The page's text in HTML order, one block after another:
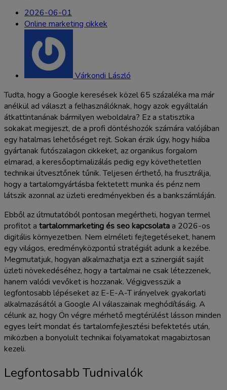
2026-06-01
Online marketing cikkek
Várkondi László
Tudta, hogy a Google keresések közel 65 százaléka ma már
anélkül ad választ a felhasználóknak, hogy azok egyáltalán
átkattintanának bármilyen weboldalra? Ez a statisztika
sokakat megijeszt, de a profi döntéshozók számára valójában
egy hatalmas lehetőséget rejt. Sokan érzik úgy, hogy hiába
gyártanak futószalagon cikkeket, az organikus forgalom
elmarad, a keresőoptimalizálás pedig egy követhetetlen
technikai útvesztőnek tűnik. Teljesen érthető, ha frusztrálja,
hogy a tartalomgyártásba fektetett munka és pénz nem
látszik azonnal az üzleti eredményekben és a bankszámláján.
Ebből az útmutatóból pontosan megértheti, hogyan termel
profitot a tartalommarketing és seo kapcsolataa 2026-os
digitális környezetben. Nem elméleti fejtegetéseket, hanem
egy világos, eredményközpontú stratégiát adunk a kezébe.
Megmutatjuk, hogyan alkalmazhatja ezt a szinergiát saját
üzleti növekedéséhez, hogy a tartalmai ne csak létezzenek,
hanem valódi vevőket is hozzanak. Végigvesszük a
legfontosabb lépéseket az E-E-A-T irányelvek gyakorlati
alkalmazásától a Google AI válaszainak meghódításáig. A
célunk az, hogy Ön végre mérhető megtérülést lásson minden
egyes leírt mondat és tartalomfejlesztési befektetés után,
miközben a bonyolult technikai folyamatokat magabiztosan
kezeli.
Legfontosabb Tudnivalók